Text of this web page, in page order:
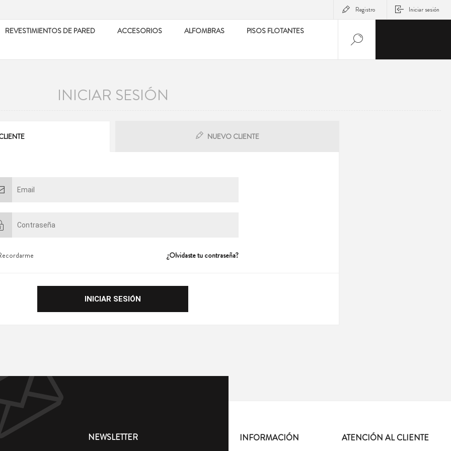
Registro Iniciar sesión
REVESTIMIENTOS DE PARED ACCESORIOS ALFOMBRAS
PISOS FLOTANTES
INICIAR SESIÓN
NUEVO CLIENTE
¿Olvidaste tu contraseña?
NEWSLETTER INFORMACIÓN ATENCIÓN AL CLIENTE